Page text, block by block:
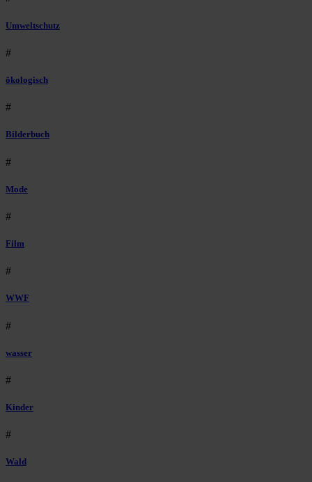
Umweltschutz
#
ökologisch
#
Bilderbuch
#
Mode
#
Film
#
WWF
#
wasser
#
Kinder
#
Wald